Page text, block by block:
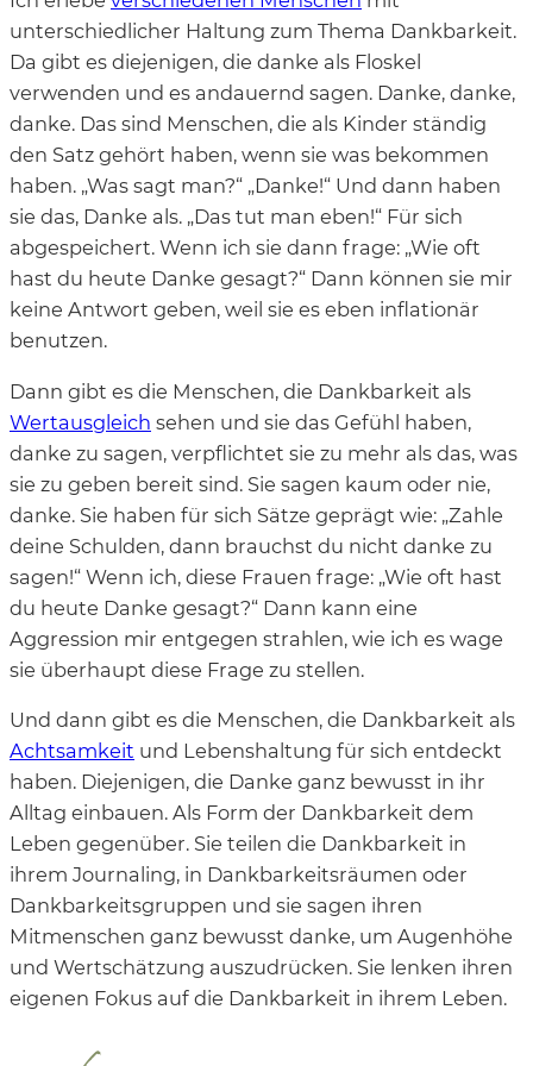
unterschiedlicher Haltung zum Thema Dankbarkeit.
Da gibt es diejenigen, die danke als Floskel
verwenden und es andauernd sagen. Danke, danke,
danke. Das sind Menschen, die als Kinder ständig
den Satz gehört haben, wenn sie was bekommen
haben. „Was sagt man?“ „Danke!“ Und dann haben
sie das, Danke als. „Das tut man eben!“ Für sich
abgespeichert. Wenn ich sie dann frage: „Wie oft
hast du heute Danke gesagt?“ Dann können sie mir
keine Antwort geben, weil sie es eben inflationär
benutzen.
Dann gibt es die Menschen, die Dankbarkeit als
Wertausgleich sehen und sie das Gefühl haben,
danke zu sagen, verpflichtet sie zu mehr als das, was
sie zu geben bereit sind. Sie sagen kaum oder nie,
danke. Sie haben für sich Sätze geprägt wie: „Zahle
deine Schulden, dann brauchst du nicht danke zu
sagen!“ Wenn ich, diese Frauen frage: „Wie oft hast
du heute Danke gesagt?“ Dann kann eine
Aggression mir entgegen strahlen, wie ich es wage
sie überhaupt diese Frage zu stellen.
Und dann gibt es die Menschen, die Dankbarkeit als
Achtsamkeit und Lebenshaltung für sich entdeckt
haben. Diejenigen, die Danke ganz bewusst in ihr
Alltag einbauen. Als Form der Dankbarkeit dem
Leben gegenüber. Sie teilen die Dankbarkeit in
ihrem Journaling, in Dankbarkeitsräumen oder
Dankbarkeitsgruppen und sie sagen ihren
Mitmenschen ganz bewusst danke, um Augenhöhe
und Wertschätzung auszudrücken. Sie lenken ihren
eigenen Fokus auf die Dankbarkeit in ihrem Leben.